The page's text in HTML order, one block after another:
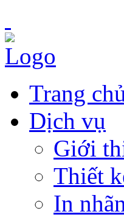
Trang
Dịch vụ
Giới
Thiết
In